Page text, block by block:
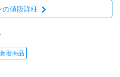
の値段詳細
新着商品